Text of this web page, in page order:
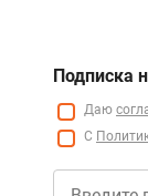
Подписка
Даю
С